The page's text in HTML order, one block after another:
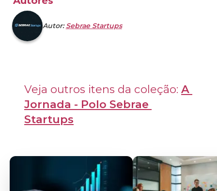
Autor:Sebrae Startups
Veja outros itens da coleção: A
Jornada - Polo Sebrae
Startups